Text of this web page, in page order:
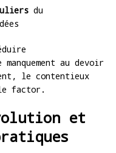
du
au devoir
le contentieux
factor.
et